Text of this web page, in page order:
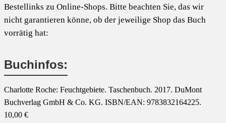
Bestellinks zu Online-Shops. Bitte beachten Sie, das wir
nicht garantieren könne, ob der jeweilige Shop das Buch
vorrätig hat:
Buchinfos:
Charlotte Roche: Feuchtgebiete. Taschenbuch. 2017. DuMont
Buchverlag GmbH & Co. KG. ISBN/EAN: 9783832164225.
10,00 €